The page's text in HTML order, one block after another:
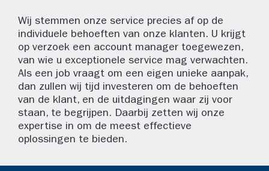
Wij stemmen onze service precies af op de
individuele behoeften van onze klanten. U krijgt
op verzoek een account manager toegewezen,
van wie u exceptionele service mag verwachten.
Als een job vraagt om een eigen unieke aanpak,
dan zullen wij tijd investeren om de behoeften
van de klant, en de uitdagingen waar zij voor
staan, te begrijpen. Daarbij zetten wij onze
expertise in om de meest effectieve
oplossingen te bieden.